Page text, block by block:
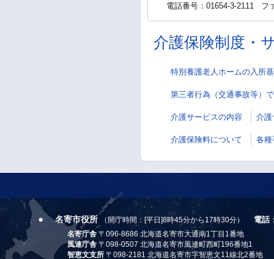
電話番号：01654-3-2111 フ
介護保険制度・
特別養護老人ホームの入所
第三者行為（交通事故等）
介護サービスの内容 介護
介護保険料について 各種
名寄市役所 （開庁時間：[平日]8時45分から17時30分） 電話
名寄庁舎 〒096-8686 北海道名寄市大通南1丁目1番地
風連庁舎 〒098-0507 北海道名寄市風連町西町196番地1
智恵文支所 〒098-2181 北海道名寄市字智恵文11線北2番地